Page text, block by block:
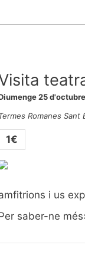
25
Romanes Sant
1€
i us
saber-ne